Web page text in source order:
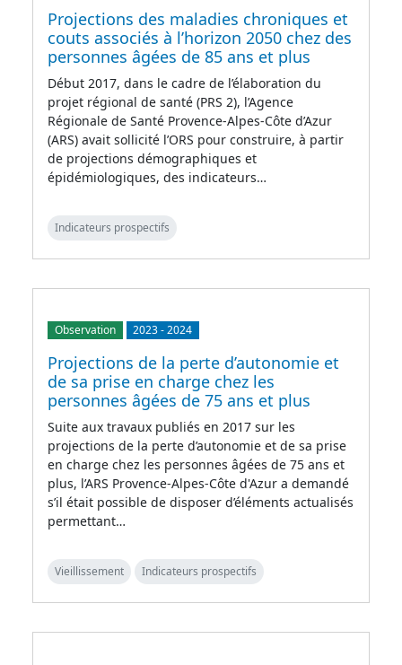
Projections des maladies chroniques et
couts associés à l’horizon 2050 chez des
personnes âgées de 85 ans et plus
Début 2017, dans le cadre de l’élaboration du
projet régional de santé (PRS 2), l’Agence
Régionale de Santé Provence-Alpes-Côte d’Azur
(ARS) avait sollicité l’ORS pour construire, à partir
de projections démographiques et
épidémiologiques, des indicateurs…
Indicateurs prospectifs
Observation 2023-2024
Projections de la perte d’autonomie et
de sa prise en charge chez les
personnes âgées de 75 ans et plus
Suite aux travaux publiés en 2017 sur les
projections de la perte d’autonomie et de sa prise
en charge chez les personnes âgées de 75 ans et
plus, l’ARS Provence-Alpes-Côte d'Azur a demandé
s’il était possible de disposer d’éléments actualisés
permettant…
Vieillissement Indicateurs prospectifs